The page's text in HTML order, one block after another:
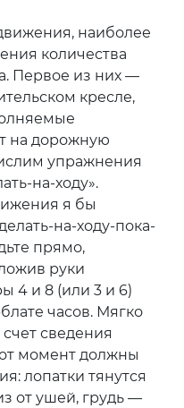
наиболее
количества
Первое из них —
кресле,
на дорожную
упражнения
на-ходу».
я бы
на-ходу-пока-
прямо,
руки
4 и 8 (или 3 и 6)
часов. Мягко
сведения
момент должны
лопатки тянутся
от ушей, грудь —